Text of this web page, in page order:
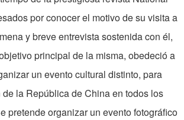
por conocer el motivo de su visita a
y breve entrevista sostenida con él,
principal de la misma, obedeció a
un evento cultural distinto, para
la República de China en todos los
pretende organizar un evento fotográfico